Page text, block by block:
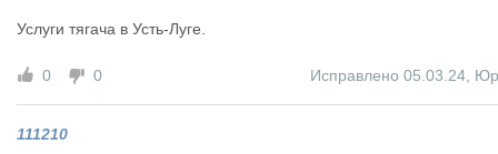
Услуги тягача в Усть-Луге.
0 0 Исправлено 05.03.24
111210